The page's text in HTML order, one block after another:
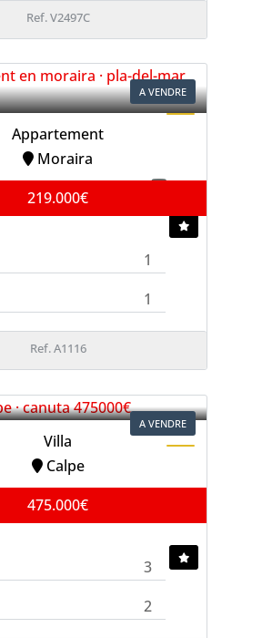
Ref. V2497C
A VENDRE
Appartement
Moraira
219.000€
1
1
Ref. A1116
A VENDRE
Villa
Calpe
475.000€
3
2